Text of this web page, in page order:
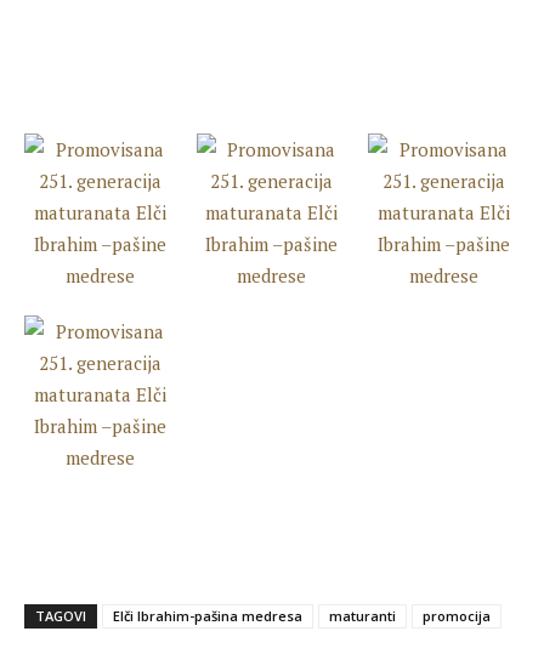
TAGOVI Elči Ibrahim-pašina medresa maturanti promocija